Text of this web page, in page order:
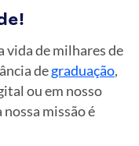
vida de milhares de
degraduação,
ou em nosso
nossa missão é